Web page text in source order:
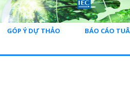
GÓP Ý DỰ THẢO
BÁO CÁO